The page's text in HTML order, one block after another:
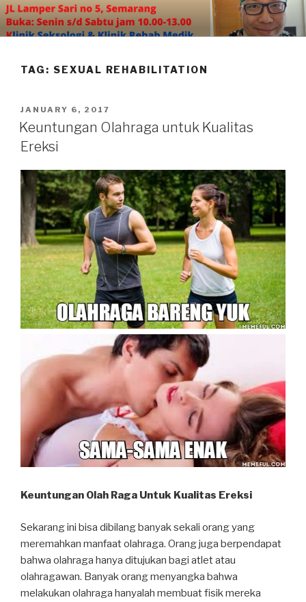
Skip
to
content
TAG: SEXUAL REHABILITATION
POSTED
ON
JANUARY 6, 2017
Keuntungan Olahraga untuk Kualitas
Ereksi
Keuntungan Olah Raga Untuk Kualitas Ereksi
Sekarang ini bisa dibilang banyak sekali orang yang
meremahkan manfaat olahraga. Orang juga berpendapat
bahwa olahraga hanya ditujukan bagi atlet atau
olahragawan. Banyak orang menyangka bahwa
melakukan olahraga hanyalah membuat fisik mereka